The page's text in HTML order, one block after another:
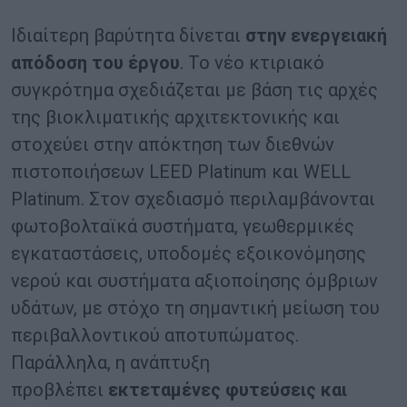
Ιδιαίτερη βαρύτητα δίνεται στην ενεργειακή
απόδοση του έργου. Το νέο κτιριακό
συγκρότημα σχεδιάζεται με βάση τις αρχές
της βιοκλιματικής αρχιτεκτονικής και
στοχεύει στην απόκτηση των διεθνών
πιστοποιήσεων LEED Platinum και WELL
Platinum. Στον σχεδιασμό περιλαμβάνονται
φωτοβολταϊκά συστήματα, γεωθερμικές
εγκαταστάσεις, υποδομές εξοικονόμησης
νερού και συστήματα αξιοποίησης όμβριων
υδάτων, με στόχο τη σημαντική μείωση του
περιβαλλοντικού αποτυπώματος.
Παράλληλα, η ανάπτυξη
προβλέπει εκτεταμένες φυτεύσεις και